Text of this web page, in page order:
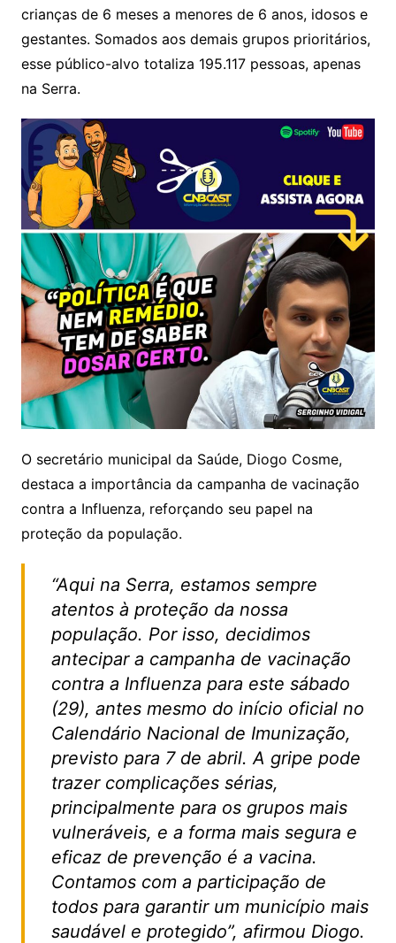
crianças de 6 meses a menores de 6 anos, idosos e
gestantes. Somados aos demais grupos prioritários,
esse público-alvo totaliza 195.117 pessoas, apenas
na Serra.
O secretário municipal da Saúde, Diogo Cosme,
destaca a importância da campanha de vacinação
contra a Influenza, reforçando seu papel na
proteção da população.
“Aqui na Serra, estamos sempre
atentos à proteção da nossa
população. Por isso, decidimos
antecipar a campanha de vacinação
contra a Influenza para este sábado
(29), antes mesmo do início oficial no
Calendário Nacional de Imunização,
previsto para 7 de abril. A gripe pode
trazer complicações sérias,
principalmente para os grupos mais
vulneráveis, e a forma mais segura e
eficaz de prevenção é a vacina.
Contamos com a participação de
todos para garantir um município mais
saudável e protegido”, afirmou Diogo.